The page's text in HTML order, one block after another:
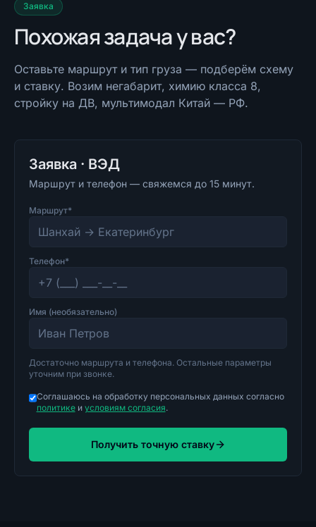
Заявка
Похожая задача у вас?
Оставьте маршрут и тип груза — подберём схему
и ставку. Возим негабарит, химию класса 8,
стройку на ДВ, мультимодал Китай — РФ.
Заявка · ВЭД
Маршрут и телефон — свяжемся до 15 минут.
Маршрут*
Телефон*
Имя (необязательно)
Достаточно маршрута и телефона. Остальные параметры
уточним при звонке.
Соглашаюсь на обработку персональных данных согласно
политике и условиям согласия.
Получить точную ставку